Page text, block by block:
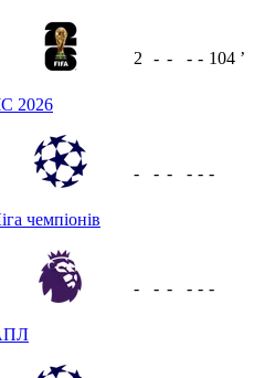
2026
2 - - - - 104 ʼ
чемпіонів
- - - - - -
- - - - - -